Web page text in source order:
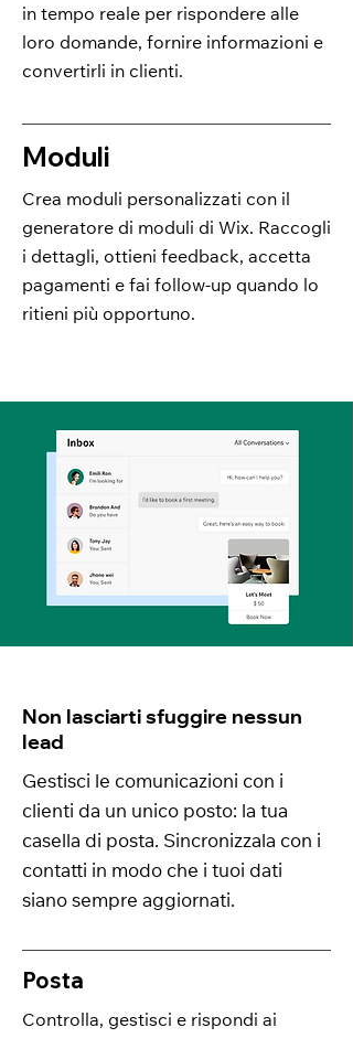
in tempo reale per rispondere alle
loro domande, fornire informazioni e
convertirli in clienti.
Moduli
Crea moduli personalizzati con il
generatore di moduli di Wix. Raccogli
i dettagli, ottieni feedback, accetta
pagamenti e fai follow-up quando lo
ritieni più opportuno.
Non lasciarti sfuggire nessun
lead
Gestisci le comunicazioni con i
clienti da un unico posto: la tua
casella di posta. Sincronizzala con i
contatti in modo che i tuoi dati
siano sempre aggiornati.
Posta
Controlla, gestisci e rispondi ai